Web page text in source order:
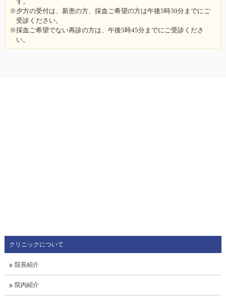
※ 夕方の受付は、新患の方、採血ご希望の方は午後5時30分までにご
受診ください。
※採血ご希望でない再診の方は、午後5時45分までにご受診くださ
い。
クリニックについて
院長紹介
院内紹介